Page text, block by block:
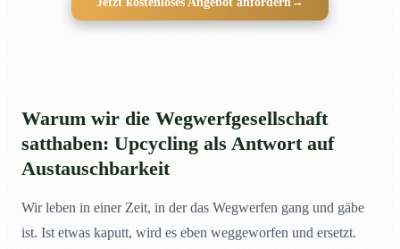
Warum wir die Wegwerfgesellschaft
satthaben: Upcycling als Antwort auf
Austauschbarkeit
Wir leben in einer Zeit, in der das Wegwerfen gang und gäbe
ist. Ist etwas kaputt, wird es eben weggeworfen und ersetzt.